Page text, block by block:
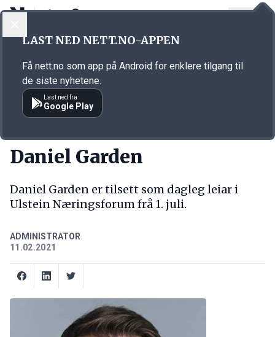
Annonsørinnhold
Daniel Garden
Daniel Garden er tilsett som dagleg leiar i
Ulstein Næringsforum frå 1. juli.
ADMINISTRATOR
11.02.2021
LAST NED NETT.NO-APPEN
Få nett.no som app på Android for enklere tilgang til
de siste nyhetene.
Last ned fra
Google Play